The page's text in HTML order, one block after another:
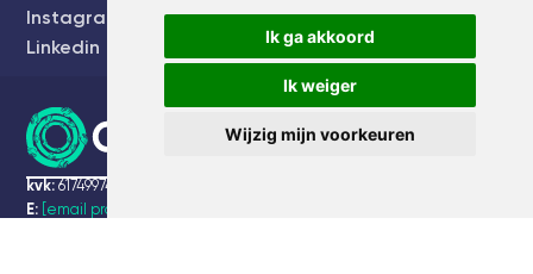
Ik ga akkoord
Ik weiger
Wijzig mijn voorkeuren
Instagram
Linkedin
kvk: 61749974
E: [email protected]